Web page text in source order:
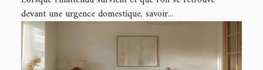
devant une urgence domestique, savoir...